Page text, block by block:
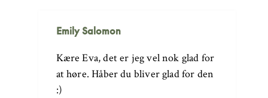
Emily Salomon
Kære Eva, det er jeg vel nok glad for
at høre. Håber du bliver glad for den
:)